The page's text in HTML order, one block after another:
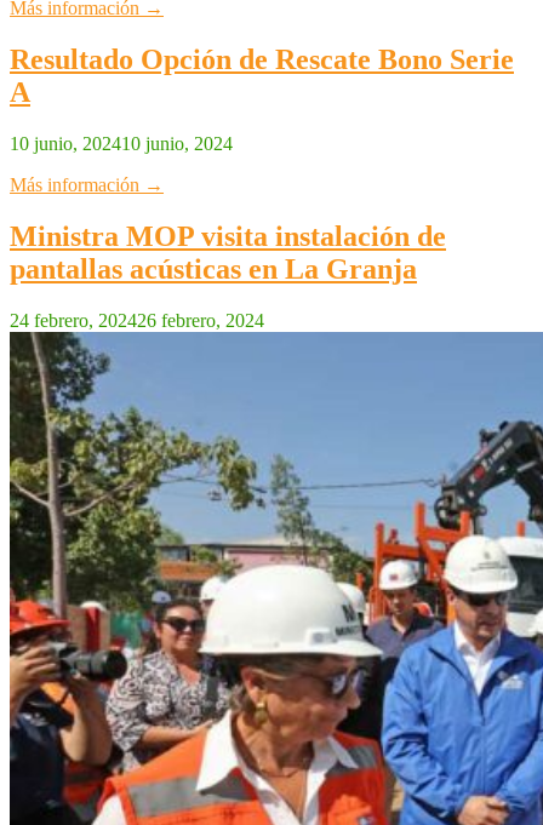
Más información →
Resultado Opción de Rescate Bono Serie
A
10 junio, 202410 junio, 2024
Más información →
Ministra MOP visita instalación de
pantallas acústicas en La Granja
24 febrero, 202426 febrero, 2024